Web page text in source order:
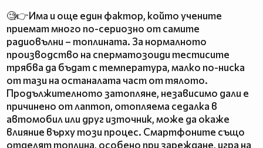
🧐👉Има и още един фактор, който учените
приемат много по-сериозно от самите
радиовълни – топлината. За нормалното
производство на сперматозоиди тестисите
трябва да бъдат с температура, малко по-ниска
от тази на останалата част от тялото.
Продължителното затопляне, независимо дали е
причинено от лаптоп, отопляема седалка в
автомобил или друг източник, може да окаже
влияние върху този процес. Смартфоните също
отделят топлина, особено при зареждане, игра на